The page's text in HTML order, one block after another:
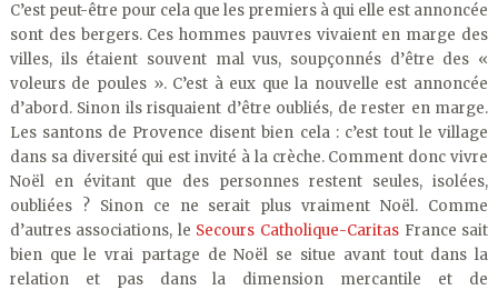
C’est peut-être pour cela que les premiers à qui elle est annoncée
sont des bergers. Ces hommes pauvres vivaient en marge des
villes, ils étaient souvent mal vus, soupçonnés d’être des «
voleurs de poules ». C’est à eux que la nouvelle est annoncée
d’abord. Sinon ils risquaient d’être oubliés, de rester en marge.
Les santons de Provence disent bien cela : c’est tout le village
dans sa diversité qui est invité à la crèche. Comment donc vivre
Noël en évitant que des personnes restent seules, isolées,
oubliées ? Sinon ce ne serait plus vraiment Noël. Comme
d’autres associations, le Secours Catholique-Caritas France sait
bien que le vrai partage de Noël se situe avant tout dans la
relation et pas dans la dimension mercantile et de